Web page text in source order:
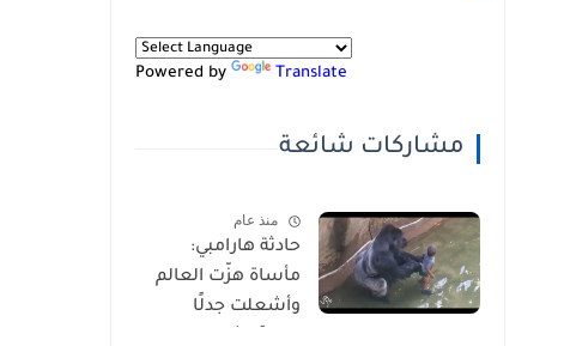
Powered by Translate
مشاركات شائعة
منذ عام
حادثة هارامبي:
مأساة هزّت العالم
وأشعلت جدلًا